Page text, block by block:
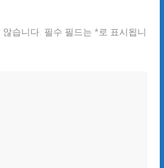
습니다. 필수 필드는 *로 표시됩니